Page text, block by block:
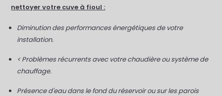
nettoyer votre cuve à fioul :
Diminution des performances énergétiques de votre
installation.
< Problèmes récurrents avec votre chaudière ou système de
chauffage.
Présence d'eau dans le fond du réservoir ou sur les parois